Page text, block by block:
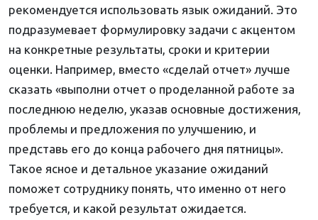
рекомендуется использовать язык ожиданий. Это
подразумевает формулировку задачи с акцентом
на конкретные результаты, сроки и критерии
оценки. Например, вместо «сделай отчет» лучше
сказать «выполни отчет о проделанной работе за
последнюю неделю, указав основные достижения,
проблемы и предложения по улучшению, и
представь его до конца рабочего дня пятницы».
Такое ясное и детальное указание ожиданий
поможет сотруднику понять, что именно от него
требуется, и какой результат ожидается.